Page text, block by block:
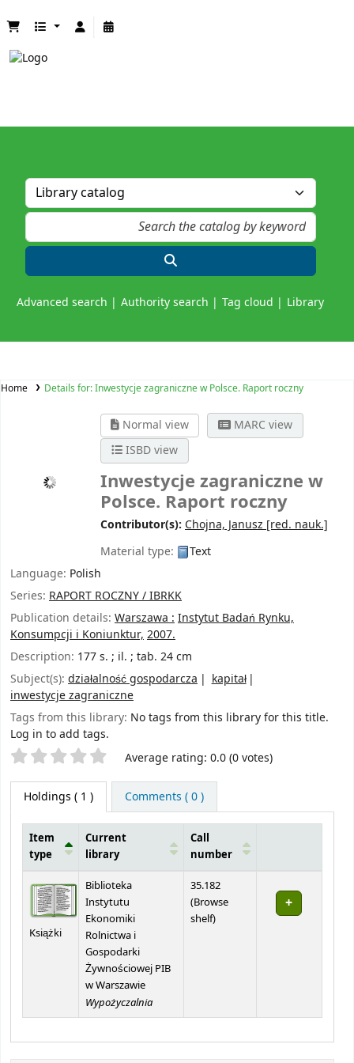
Advanced search Authority search Tag cloud Library
Home Details for:Inwestycje zagraniczne w Polsce. Raport roczny
Normal view
MARC view
ISBD view
Inwestycje zagraniczne w
Polsce. Raport roczny
Contributor(s): Chojna, Janusz [red. nauk.]
Material type:
Text
Language: Polish
Series: RAPORT ROCZNY / IBRKK
Publication details: Warszawa : Instytut Badań Rynku,
Konsumpcji i Koniunktur, 2007.
Description: 177 s. ; il. ; tab. 24 cm
Subject(s): działalność gospodarcza
kapitał
inwestycje zagraniczne
Tags from this library: No tags from this library for this title.
Log in to add tags.
Star ratings Average rating: 0.0 (0 votes)
Holdings ( 1 ) Comments ( 0 )
Item
type
Current
library
Call
number
Książki
Biblioteka
Instytutu
Ekonomiki
Rolnictwa i
Gospodarki
Żywnościowej PIB
w Warszawie
Wypożyczalnia
35.182
(Browse
shelf(Opens below)
)